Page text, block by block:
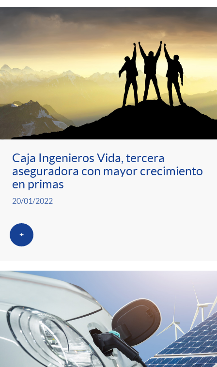
r
o
C
a
t
e
g
o
a
s
i
d
o
s
Caja Ingenieros Vida, tercera
aseguradora con mayor crecimiento
en primas
20/01/2022
+